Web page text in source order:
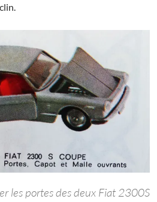
les portes des deux Fiat 2300S